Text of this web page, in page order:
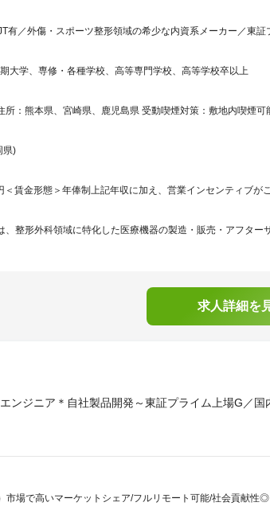
有／外傷・スポーツ整形領域の希少な内資系メーカー／東
大学、専修・各種学校、高等専門学校、高等学校卒以上
所：熊本県、宮崎県、鹿児島県 受動喫煙対策：敷地内喫煙
県)
＜賃金形態＞年俸制上記年収に加え、営業インセンティブが
、整形外科領域に特化した医療機器の製造・販売・アフター
求人詳細を
ンジニア＊自社製品開発～東証プライム上場G／国
市場で高いマーケットシェア/フルリモート可能/社会貢献性